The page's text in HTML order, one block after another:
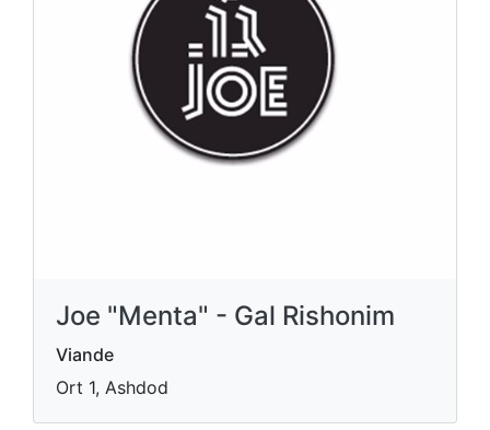
Joe "Menta" - Gal Rishonim
Viande
Ort 1, Ashdod